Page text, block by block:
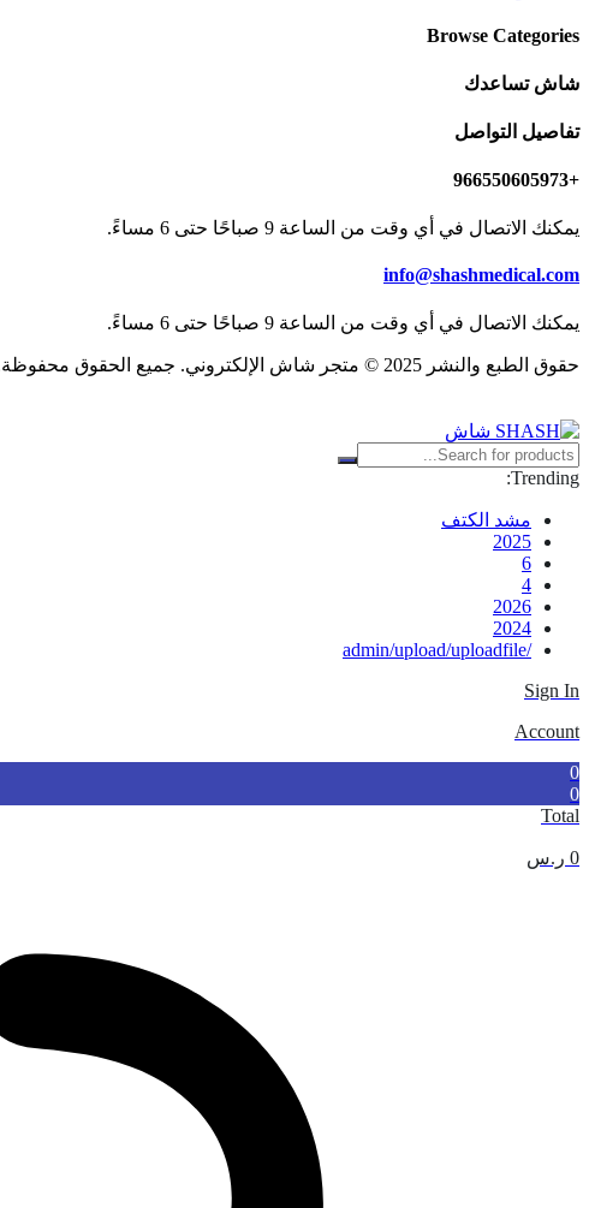
Browse Categories
شاش تساعدك
تفاصيل التواصل
+966550605973
يمكنك الاتصال في أي وقت من الساعة 9 صباحًا حتى 6 مساءً.
info@shashmedical.com
يمكنك الاتصال في أي وقت من الساعة 9 صباحًا حتى 6 مساءً.
حقوق الطبع والنشر 2025 © متجر شاش الإلكتروني. جميع الحقوق محفوظة.
Trending:
مشد الكتف
2025
6
4
2026
2024
/admin/upload/uploadfile
Sign In
Account
0
0
Total
0 ر.س